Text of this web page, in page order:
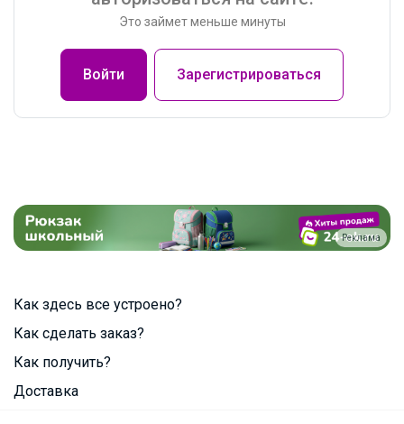
Это займет меньше минуты
Войти Зарегистрироваться
Реклама
Как здесь все устроено?
Как сделать заказ?
Как получить?
Доставка